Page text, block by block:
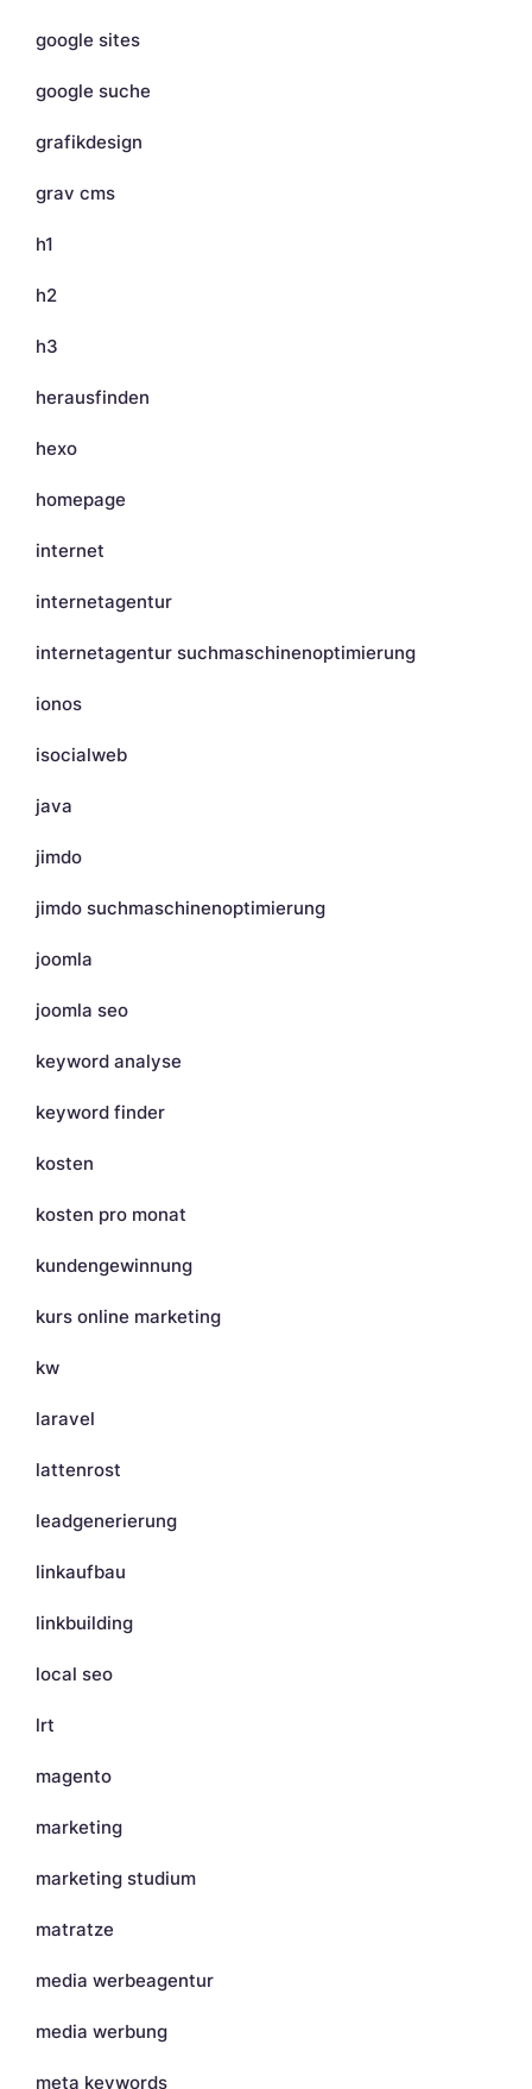
google sites
google suche
grafikdesign
grav cms
h1
h2
h3
herausfinden
hexo
homepage
internet
internetagentur
internetagentur suchmaschinenoptimierung
ionos
isocialweb
java
jimdo
jimdo suchmaschinenoptimierung
joomla
joomla seo
keyword analyse
keyword finder
kosten
kosten pro monat
kundengewinnung
kurs online marketing
kw
laravel
lattenrost
leadgenerierung
linkaufbau
linkbuilding
local seo
lrt
magento
marketing
marketing studium
matratze
media werbeagentur
media werbung
meta keywords